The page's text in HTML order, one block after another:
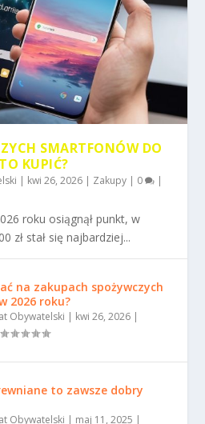
SMARTFONÓW DO
KUPIĆ?
| kwi 26, 2026 | Zakupy | 0 |
roku osiągnął punkt, w
zł stał się najbardziej...
na zakupach spożywczych
2026 roku?
Obywatelski | kwi 26, 2026 |
to zawsze dobry
Obywatelski | maj 11, 2025 |